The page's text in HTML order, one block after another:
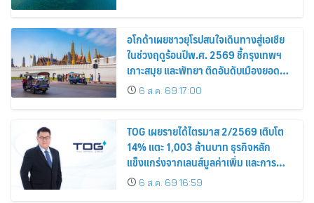
อโกด้าเผยชาวยุโรปสนใจเดินทางสู่เอเชีย
ในช่วงฤดูร้อนปีพ.ศ. 2569 ชี้กรุงเทพฯ
เกาะสมุย และพัทยา ติดอันดับเมืองยอด
นิยม6 ส.ค. 69 17:00
TOG เผยรายได้ไตรมาส 2/2569 เติบโต
14% แตะ 1,003 ล้านบาท ธุรกิจหลัก
แข็งแกร่งจากเลนส์มูลค่าเพิ่ม และการ
ขยายตลาดต่างประเทศ พร้อมเดินหน้า
ลงทุนเพื่อการเติบโตระยะยาว
6 ส.ค. 69 16:59